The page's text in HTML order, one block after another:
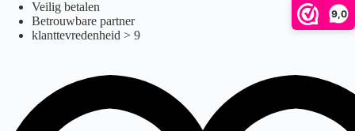
9,0
naar
Veilig betalen
Betrouwbare partner
klanttevredenheid > 9